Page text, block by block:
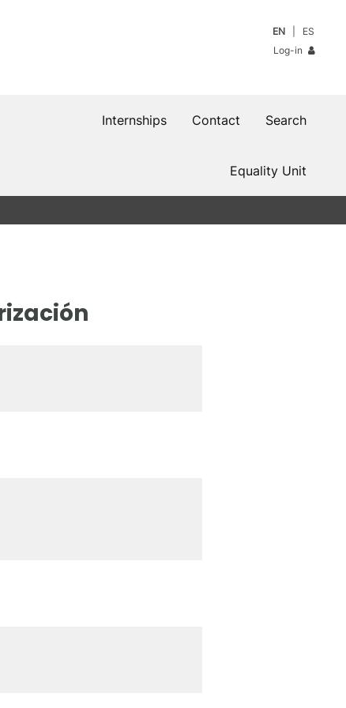
EN
ES
Log-in
Search
Contact
Internships
Equality Unit